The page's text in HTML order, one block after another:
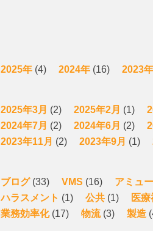
2025年 (4) 2024年 (16) 2023年
2025年3月 (2) 2025年2月 (1)
2024年7月 (2) 2024年6月 (2)
2023年11月 (2) 2023年9月 (1)
ブログ(33) VMS (16) アミュ
ハラスメント (1) 公共 (1) 医
業務効率化(17) 物流(3) 製造